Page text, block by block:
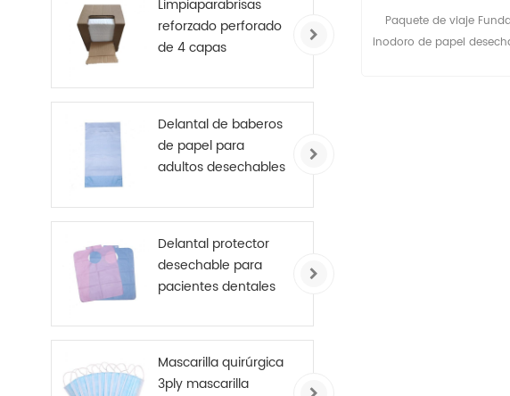
Paquete de viaje
inodoro de papel
Limpiaparabrisas
reforzado perforado
de 4 capas
Delantal de baberos
de papel para
adultos desechables
ancianos
Delantal protector
desechable para
pacientes dentales
Mascarilla quirúrgica
3ply mascarilla